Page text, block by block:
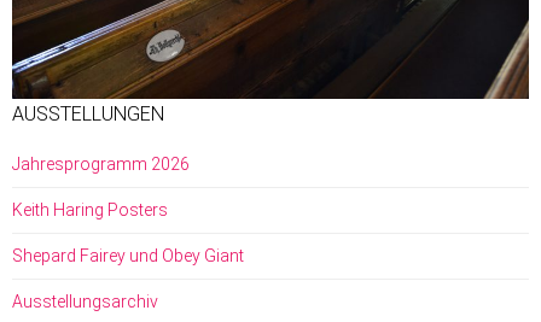
AUSSTELLUNGEN
Jahresprogramm 2026
Keith Haring Posters
Shepard Fairey und Obey Giant
Ausstellungsarchiv